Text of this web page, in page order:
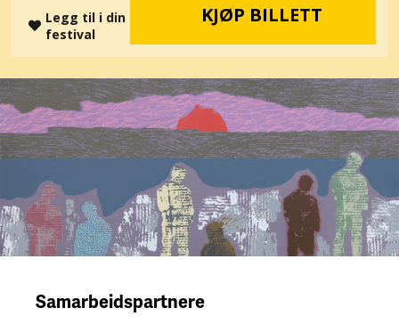
KJØP BILLETT
Legg til i din
festival
Samarbeidspartnere